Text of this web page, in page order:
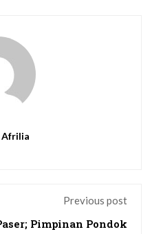
Afrilia
Previous post
Pimpinan Pondok